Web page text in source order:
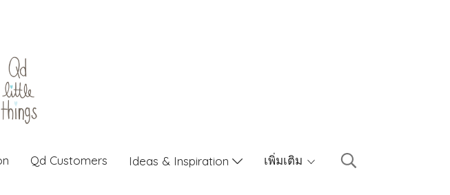
Qd Customers Ideas & Inspiration เพิ่มเติม